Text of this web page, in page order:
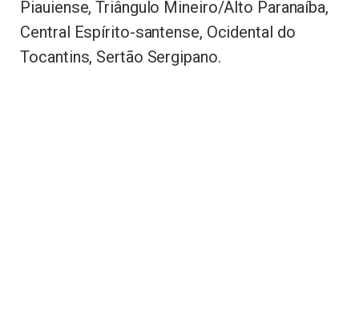
Piauiense, Triângulo Mineiro/Alto Paranaíba,
Central Espírito-santense, Ocidental do
Tocantins, Sertão Sergipano.